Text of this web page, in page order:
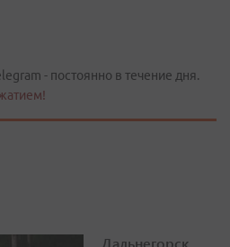
- постоянно в течение дня.